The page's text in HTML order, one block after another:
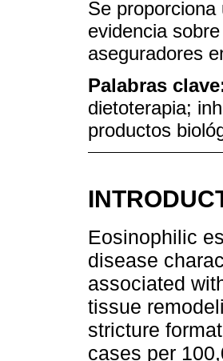
Se
evidencia
aseguradores
Palabras
dietoterapia;
productos
Eosinophilic
disease
associated
tissue
stricture
cases per